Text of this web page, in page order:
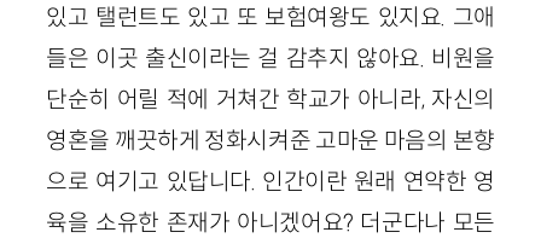
있고 탤런트도 있고 또 보험여왕도 있지요. 그애
들은 이곳 출신이라는 걸 감추지 않아요. 비원을
단순히 어릴 적에 거쳐간 학교가 아니라, 자신의
영혼을 깨끗하게 정화시켜준 고마운 마음의 본향
으로 여기고 있답니다. 인간이란 원래 연약한 영
육을 소유한 존재가 아니겠어요? 더군다나 모든